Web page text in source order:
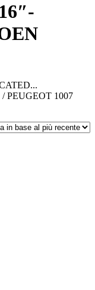
/ PEUGEOT 1007